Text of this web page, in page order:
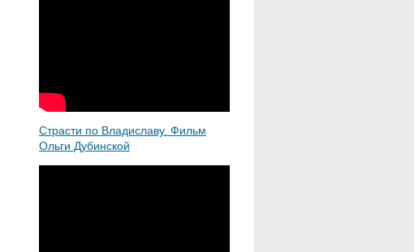
Страсти по Владиславу. Фильм
Ольги Дубинской